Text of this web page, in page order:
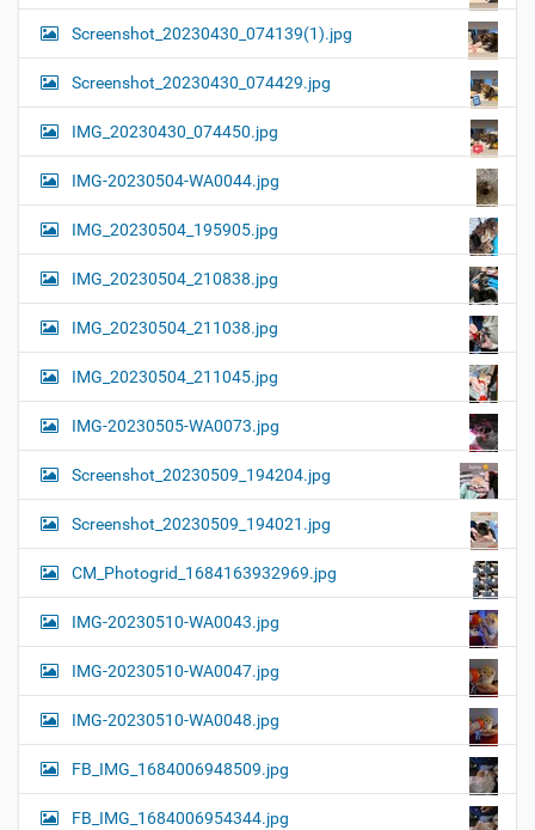
Screenshot_20230430_074139(1).jpg
Screenshot_20230430_074429.jpg
IMG_20230430_074450.jpg
IMG-20230504-WA0044.jpg
IMG_20230504_195905.jpg
IMG_20230504_210838.jpg
IMG_20230504_211038.jpg
IMG_20230504_211045.jpg
IMG-20230505-WA0073.jpg
Screenshot_20230509_194204.jpg
Screenshot_20230509_194021.jpg
CM_Photogrid_1684163932969.jpg
IMG-20230510-WA0043.jpg
IMG-20230510-WA0047.jpg
IMG-20230510-WA0048.jpg
FB_IMG_1684006948509.jpg
FB_IMG_1684006954344.jpg